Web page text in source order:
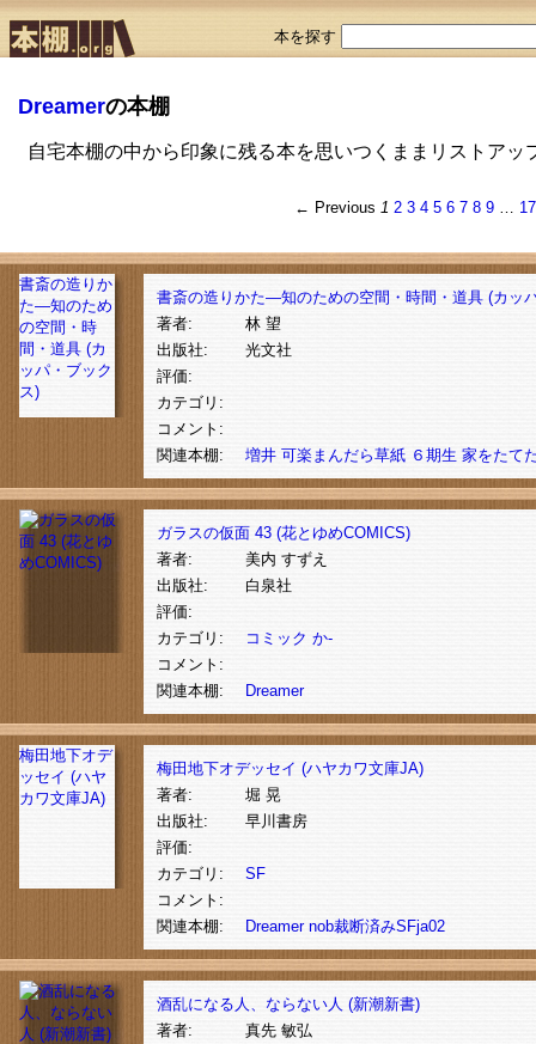
本を探す
Dreamerの本棚
自宅本棚の中から印象に残る本を思いつくままリストアッ
← Previous 1 2 3 4 5 6 7 8 9 17
書斎の造りか
た―知のため
の空間・時
間・道具 (カ
ッパ・ブック
ス)
書斎の造りかた―知のための空間・時間・道具 (カッ
著者:
林 望
出版社:
光文社
評価:
カテゴリ:
コメント:
関連本棚:
増井 可楽まんだら草紙 ６期生 家をたて
ガラスの仮面 43 (花とゆめCOMICS)
著者:
美内 すずえ
出版社:
白泉社
評価:
カテゴリ:
コミック か-
コメント:
関連本棚:
Dreamer
梅田地下オデ
ッセイ (ハヤ
カワ文庫JA)
梅田地下オデッセイ (ハヤカワ文庫JA)
著者:
堀 晃
出版社:
早川書房
評価:
カテゴリ:
SF
コメント:
関連本棚:
Dreamer nob裁断済みSFja02
酒乱になる人、ならない人 (新潮新書)
著者:
真先 敏弘